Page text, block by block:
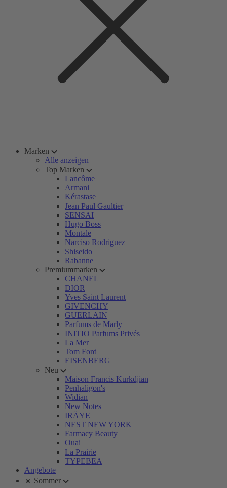
Marken
Alle anzeigen
Top Marken
Lancôme
Armani
Kérastase
Jean Paul Gaultier
SENSAI
Hugo Boss
Montale
Narciso Rodriguez
Shiseido
Rabanne
Premiummarken
CHANEL
DIOR
Yves Saint Laurent
GIVENCHY
GUERLAIN
Parfums de Marly
INITIO Parfums Privés
La Mer
Tom Ford
EISENBERG
Neu
Maison Francis Kurkdjian
Penhaligon's
Widian
New Notes
IRÄYE
NEST NEW YORK
Farmacy Beauty
Ouai
La Prairie
TYPEBEA
Angebote
☀️ Sommer